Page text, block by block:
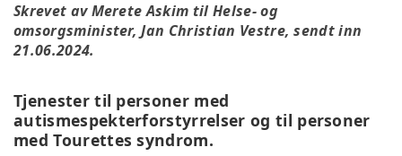
Skrevet av Merete Askim til Helse- og
omsorgsminister, Jan Christian Vestre, sendt inn
21.06.2024.
Tjenester til personer med
autismespekterforstyrrelser og til personer
med Tourettes syndrom.